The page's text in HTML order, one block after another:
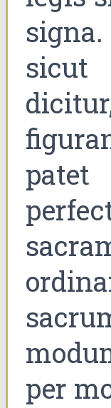
per